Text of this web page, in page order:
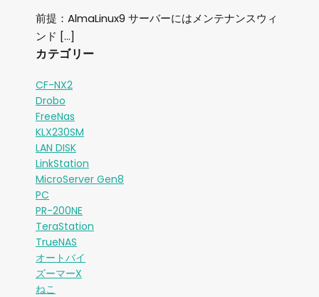
前提：AlmaLinux9 サーバーにはメンテナンスウィ
ンド […]
カテゴリー
CF-NX2
Drobo
FreeNas
KLX230SM
LAN DISK
LinkStation
MicroServer Gen8
PC
PR-200NE
TeraStation
TrueNAS
オートバイ
ズーマーX
ねこ